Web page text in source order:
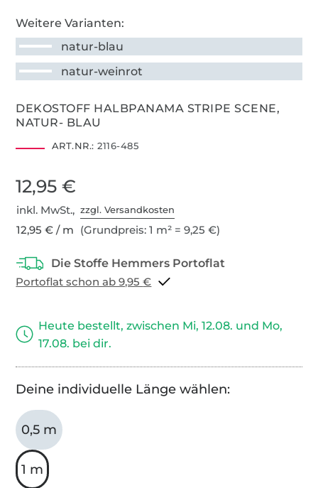
Weitere Varianten:
natur-blau
natur-weinrot
DEKOSTOFF HALBPANAMA STRIPE SCENE,
NATUR- BLAU
ART.NR.: 2116-485
12,95 €
inkl. MwSt.,zzgl. Versandkosten
12,95 € / m (Grundpreis: 1 m² = 9,25 €)
Portoflat schon ab 9,95 €
Heute bestellt, zwischen Mi, 12.08. und Mo,
17.08. bei dir.
Deine individuelle Länge wählen:
0,5 m
1 m